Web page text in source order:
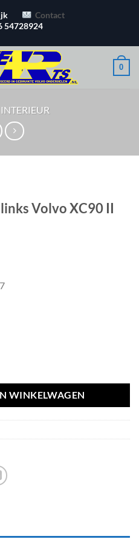
Contact
54728924
0
INTERIEUR
Volvo XC90 II
WINKELWAGEN